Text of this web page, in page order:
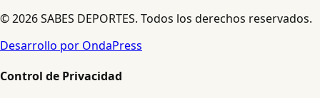
© 2026 SABES DEPORTES. Todos los derechos reservados.
Desarrollo por OndaPress
Control de Privacidad